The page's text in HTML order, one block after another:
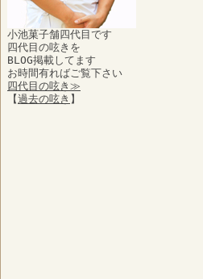
小池菓子舗四代目です
四代目の呟きを
BLOG掲載してます
お時間有ればご覧下さい
四代目の呟き≫
【過去の呟き 】